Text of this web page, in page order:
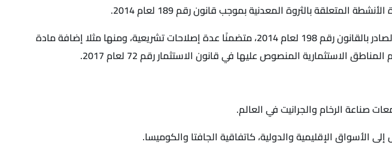
المتعلقة بالثروة المعدنية بموجب قانون رقم 189 لعام 2014.
قانون التعدين، حيث جاء القانون رقم 145 لعام 2019 بتعديل بعض أحكام قانون الثروة المعدنية الصادر بالقانون رقم 198 لعام 2014، متضمنًا عدة إصلاحات تشريعية، ومنها مثلا إضافة مادة
الاستثمارية المنصوص عليها في قانون الاستثمار رقم 72 لعام 2017.
صناعة الرخام والجرانيت في العالم.
الأسواق الإقليمية والدولية، كاتفاقية الجافتا والكوميسا.